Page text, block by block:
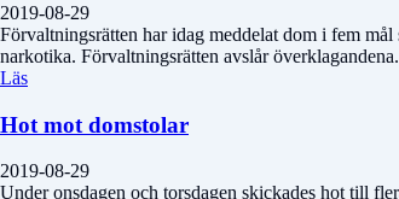
2019-08-29
Förvaltningsrätten har idag meddelat dom i fem
narkotika. Förvaltningsrätten avslår
Läs
Hot mot domstolar
2019-08-29
Under onsdagen och torsdagen skickades hot till